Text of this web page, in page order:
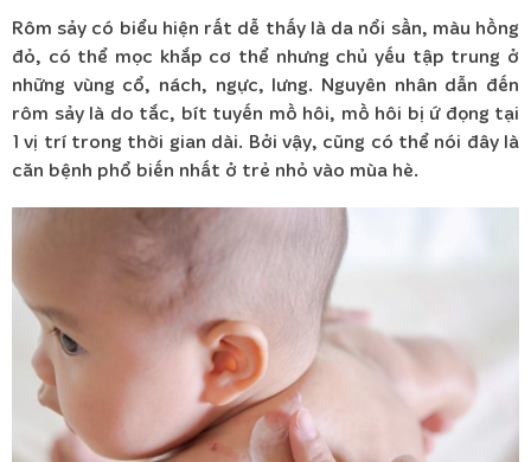
Rôm sảy có biểu hiện rất dễ thấy là da nổi sần, màu hồng
đỏ, có thể mọc khắp cơ thể nhưng chủ yếu tập trung ở
những vùng cổ, nách, ngực, lưng. Nguyên nhân dẫn đến
rôm sảy là do tắc, bít tuyến mồ hôi, mồ hôi bị ứ đọng tại
1 vị trí trong thời gian dài. Bởi vậy, cũng có thể nói đây là
căn bệnh phổ biến nhất ở trẻ nhỏ vào mùa hè.